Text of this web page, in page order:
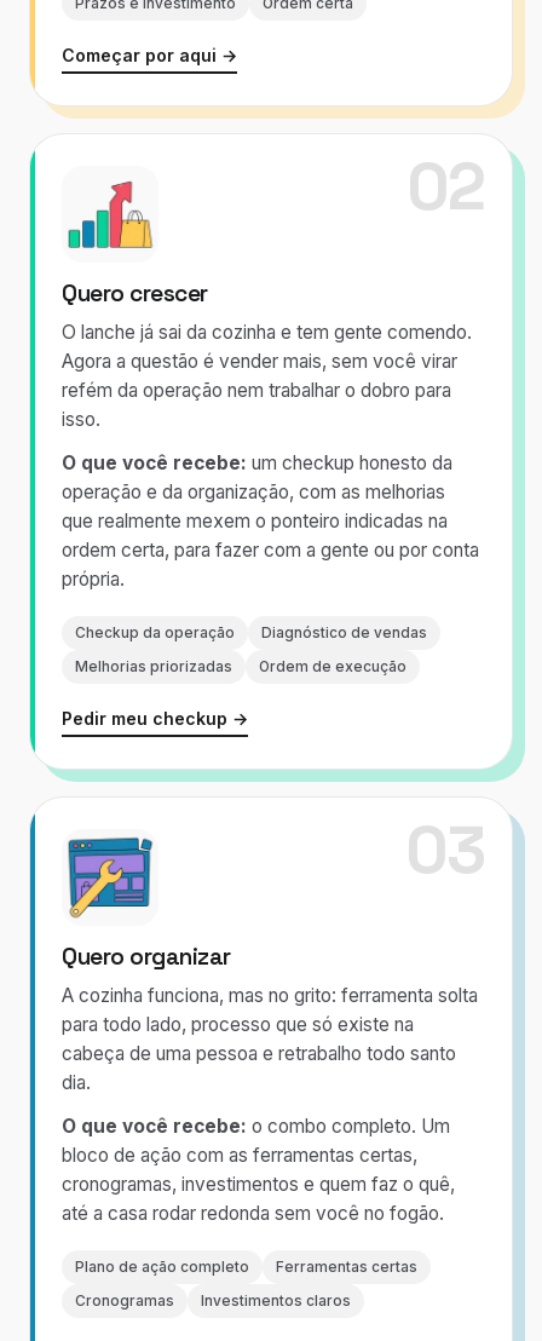
Prazos e investimento Ordem certa
Começar por aqui →
02
Quero crescer
O lanche já sai da cozinha e tem gente comendo.
Agora a questão é vender mais, sem você virar
refém da operação nem trabalhar o dobro para
isso.
O que você recebe: um checkup honesto da
operação e da organização, com as melhorias
que realmente mexem o ponteiro indicadas na
ordem certa, para fazer com a gente ou por conta
própria.
Checkup da operação
Diagnóstico de vendas
Melhorias priorizadas
Ordem de execução
Pedir meu checkup →
03
Quero organizar
A cozinha funciona, mas no grito: ferramenta solta
para todo lado, processo que só existe na
cabeça de uma pessoa e retrabalho todo santo
dia.
O que você recebe: o combo completo. Um
bloco de ação com as ferramentas certas,
cronogramas, investimentos e quem faz o quê,
até a casa rodar redonda sem você no fogão.
Plano de ação completo
Ferramentas certas
Cronogramas
Investimentos claros